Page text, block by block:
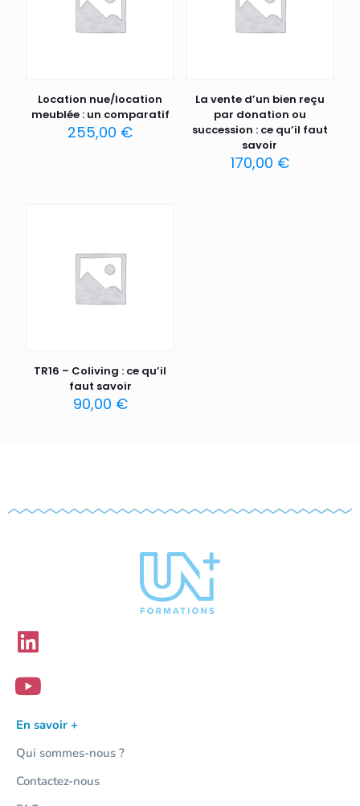
Location nue/location
meublée : un comparatif
255,00 €
La vente d’un bien reçu
par donation ou
succession : ce qu’il faut
savoir
170,00 €
TR16 – Coliving : ce qu’il
faut savoir
90,00 €
En savoir +
Qui sommes-nous ?
Contactez-nous